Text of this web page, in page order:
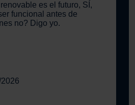
es el futuro, SÍ,
funcional antes de
no? Digo yo.